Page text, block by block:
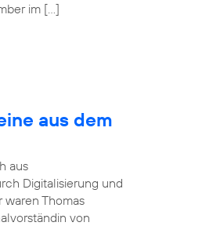
im […]
aus dem
aus
Digitalisierung und
waren Thomas
von